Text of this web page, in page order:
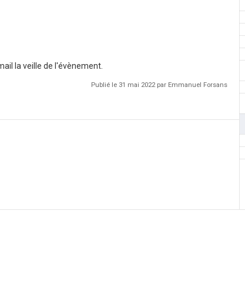
la veille de l'évènement.
Publié le 31 mai 2022 par Emmanuel Forsans